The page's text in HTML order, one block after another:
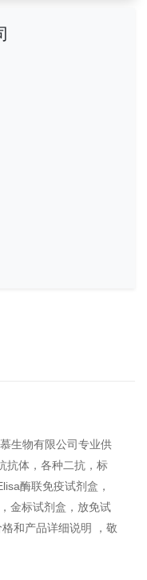
慕生物有限公司专业供
抗体，各种二抗，标
酶联免疫试剂盒，
金标试剂盒，放免试
和产品详细说明 ，敬